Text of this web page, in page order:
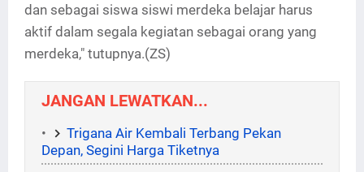
dan sebagai siswa siswi merdeka belajar harus
aktif dalam segala kegiatan sebagai orang yang
merdeka," tutupnya.(ZS)
JANGAN LEWATKAN...
Trigana Air Kembali Terbang Pekan
Depan, Segini Harga Tiketnya